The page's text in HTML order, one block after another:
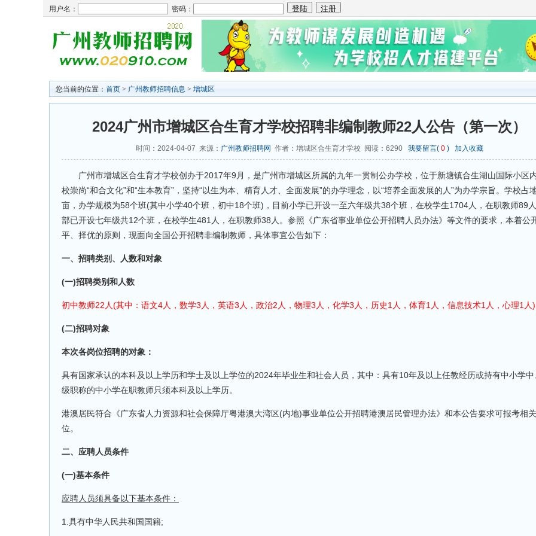
用户名： 密码：
您当前的位置： 首页 > 广州教师招聘信息 > 增城区
2024广州市增城区合生育才学校招聘非编制教师22人公告（第一次）
时间：2024-04-07 来源： 广州教师招聘网 作者：增城区合生育才学校 阅读： 6290 我要留言( 0) 加入收藏
广州市增城区合生育才学校创办于2017年9月，是广州市增城区所属的九年一贯制公办学校，位于新塘镇合生湖山国际小区
校崇尚“和合文化”和“生本教育”，坚持“以生为本、精育人才、全面发展”的办学理念，以“培养全面发展的人”为办学宗旨。学校占
亩，办学规模为58个班(其中小学40个班，初中18个班)，目前小学已开设一至六年级共38个班，在校学生1704人，在职教师89
部已开设七年级共12个班，在校学生481人，在职教师38人。参照《广东省事业单位公开招聘人员办法》等文件的要求，本着公
平、择优的原则，现面向全国公开招聘非编制教师，具体事宜公告如下：
一、招聘类别、人数和对象
(一)招聘类别和人数
初中教师22人(其中：语文4人，数学3人，英语3人，政治2人，物理3人，化学3人，历史1人，体育1人，信息技术1人，心理1人
(二)招聘对象
本次各岗位招聘的对象：
具有国家承认的本科及以上学历和学士及以上学位的2024年毕业生和社会人员，其中：具有10年及以上任教经历或持有中小学中
级职称的中小学在职教师只须本科及以上学历。
港澳居民符合《广东省人力资源和社会保障厅粤港澳大湾区(内地)事业单位公开招聘港澳居民管理办法》和本公告要求可报考相
位。
二、应聘人员条件
(一)基本条件
应聘人员须具备以下基本条件：
1.具有中华人民共和国国籍;